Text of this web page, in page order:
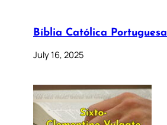
Bíblia Católica Portuguesa
July 16, 2025